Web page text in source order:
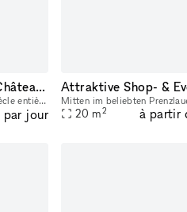
Appartement d'exception - Château du XVIIe siècle face à la Marne
Niché au sein d'un château du XVIIe siècle entièrement réhabilité, cet appartement de 80m² allie cachet historique et confort contemporain. Hauteurs sous plafond de plus de 4 mètres, parquet Versaill
par jour 20 m2 à partir